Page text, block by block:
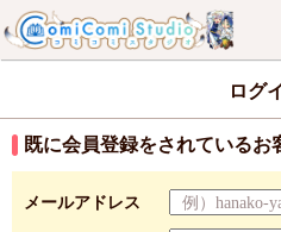
ログ
既に会員登録をされているお
メールアドレス